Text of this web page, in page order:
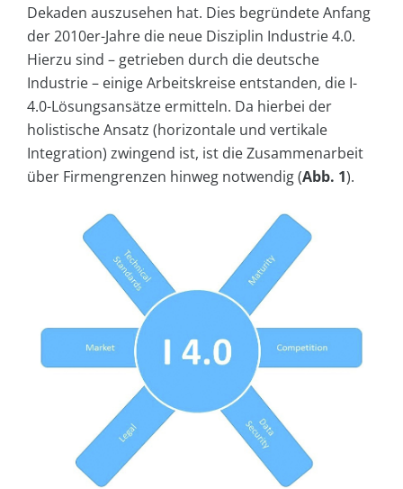
Dekaden auszusehen hat. Dies begründete Anfang
der 2010er-Jahre die neue Disziplin Industrie 4.0.
Hierzu sind – getrieben durch die deutsche
Industrie – einige Arbeitskreise entstanden, die I-
4.0-Lösungsansätze ermitteln. Da hierbei der
holistische Ansatz (horizontale und vertikale
Integration) zwingend ist, ist die Zusammenarbeit
über Firmengrenzen hinweg notwendig (Abb. 1).